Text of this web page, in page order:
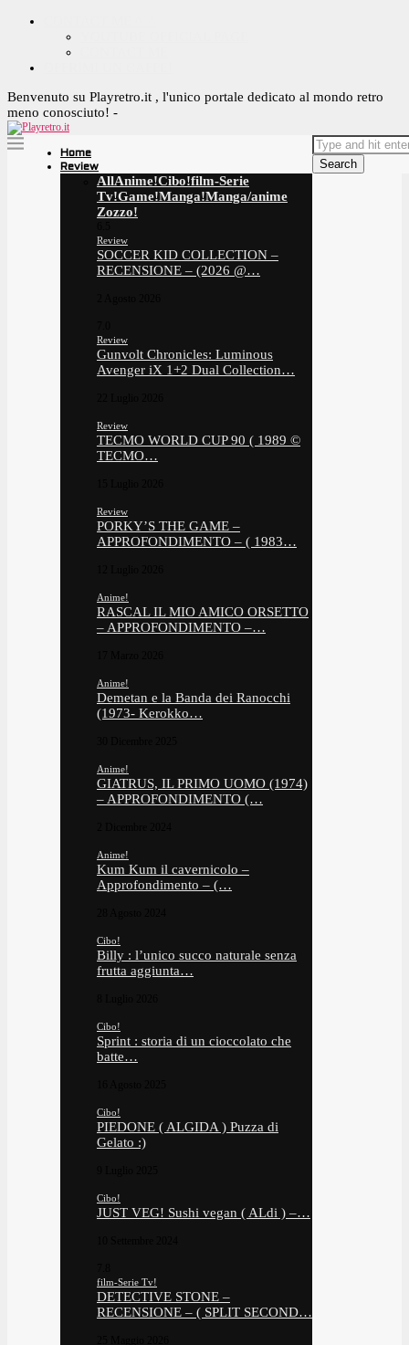
Benvenuto su Playretro.it , l'unico portale dedicato al mondo retro
meno conosciuto! -
Home
Review
AllAnime!Cibo!film-Serie
Tv!Game!Manga!Manga/anime
Zozzo!
Review
SOCCER KID COLLECTION –
RECENSIONE – (2026 @…
Review
Gunvolt Chronicles: Luminous
Avenger iX 1+2 Dual Collection…
Review
TECMO WORLD CUP 90 ( 1989 ©
TECMO…
Review
PORKY’S THE GAME –
APPROFONDIMENTO – ( 1983…
Anime!
RASCAL IL MIO AMICO ORSETTO
– APPROFONDIMENTO –…
Anime!
Demetan e la Banda dei Ranocchi
(1973- Kerokko…
Anime!
GIATRUS, IL PRIMO UOMO (1974)
– APPROFONDIMENTO (…
Anime!
Kum Kum il cavernicolo –
Approfondimento – (…
Cibo!
Billy : l’unico succo naturale senza
frutta aggiunta…
Cibo!
Sprint : storia di un cioccolato che
batte…
Cibo!
PIEDONE ( ALGIDA ) Puzza di
Gelato :)
Cibo!
JUST VEG! Sushi vegan ( ALdi ) –…
film-Serie Tv!
DETECTIVE STONE –
RECENSIONE – ( SPLIT SECOND…
Search